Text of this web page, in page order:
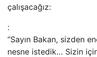
çalışacağız:
:
“Sayın Bakan, sizden
nesne istedik… Sizin